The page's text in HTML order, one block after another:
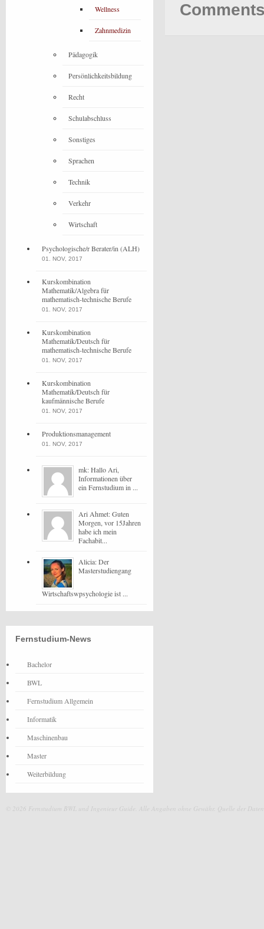
Wellness
Zahnmedizin
Pädagogik
Persönlichkeitsbildung
Recht
Schulabschluss
Sonstiges
Sprachen
Technik
Verkehr
Wirtschaft
Psychologische/r Berater/in (ALH)
01. NOV, 2017
Kurskombination
Mathematik/Algebra für
mathematisch-technische Berufe
01. NOV, 2017
Kurskombination
Mathematik/Deutsch für
mathematisch-technische Berufe
01. NOV, 2017
Kurskombination
Mathematik/Deutsch für
kaufmännische Berufe
01. NOV, 2017
Produktionsmanagement
01. NOV, 2017
mk: Hallo Ari,
Informationen über
ein Fernstudium in ...
Ari Ahmet: Guten
Morgen, vor 15Jahren
habe ich mein
Fachabit...
Alicia: Der
Masterstudiengang
Wirtschaftswpsychologie ist ...
Fernstudium-News
Bachelor
BWL
Fernstudium Allgemein
Informatik
Maschinenbau
Master
Weiterbildung
© 2026 Fernstudium BWL und Ingenieur Guide. Alle Angaben ohne Gewähr. Quelle der